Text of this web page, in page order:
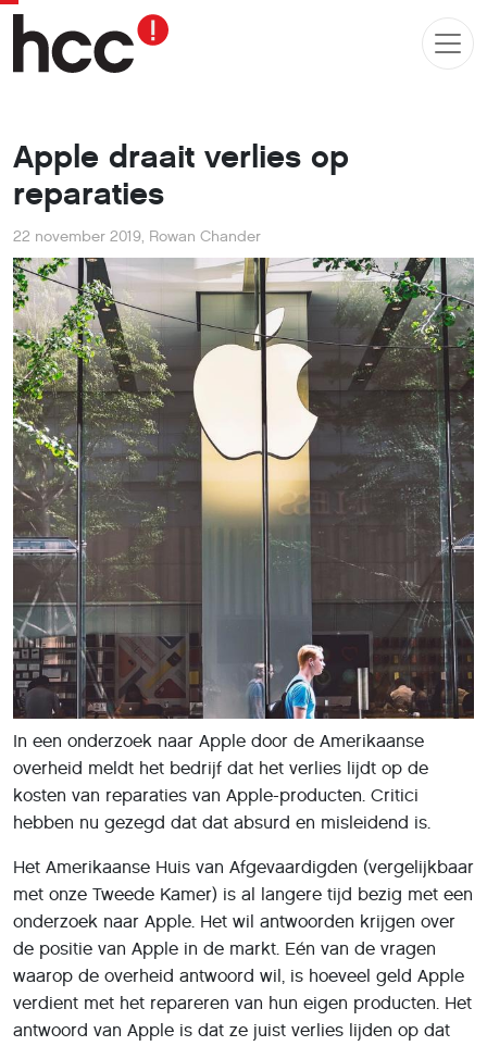
Apple draait verlies op
reparaties
22 november 2019, Rowan Chander
In een onderzoek naar Apple door de Amerikaanse
overheid meldt het bedrijf dat het verlies lijdt op de
kosten van reparaties van Apple-producten. Critici
hebben nu gezegd dat dat absurd en misleidend is.
Het Amerikaanse Huis van Afgevaardigden (vergelijkbaar
met onze Tweede Kamer) is al langere tijd bezig met een
onderzoek naar Apple. Het wil antwoorden krijgen over
de positie van Apple in de markt. Eén van de vragen
waarop de overheid antwoord wil, is hoeveel geld Apple
verdient met het repareren van hun eigen producten. Het
antwoord van Apple is dat ze juist verlies lijden op dat